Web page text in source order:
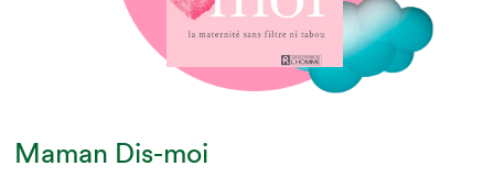
Maman Dis-moi